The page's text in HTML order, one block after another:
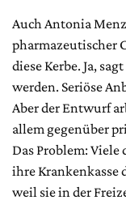
Auch Antonia
pharmazeutischer
diese Kerbe. Ja,
werden. Seriöse
Aber der Entwurf
allem gegenüber
Das Problem:
ihre Krankenkasse
weil sie in der